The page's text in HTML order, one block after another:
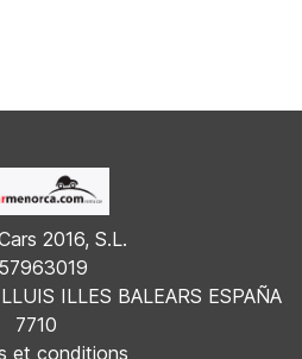
2016, S.L.
ILLES BALEARS ESPAÑA
7710
et conditions